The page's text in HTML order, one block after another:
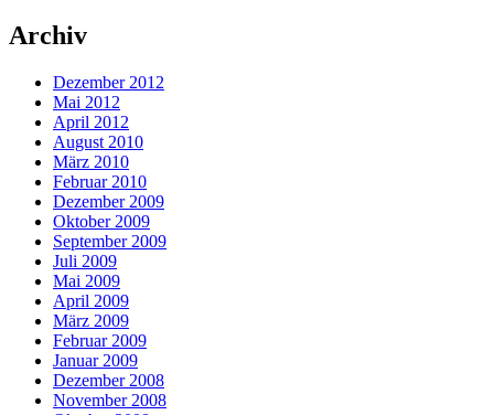
Archiv
Dezember 2012
Mai 2012
April 2012
August 2010
März 2010
Februar 2010
Dezember 2009
Oktober 2009
September 2009
Juli 2009
Mai 2009
April 2009
März 2009
Februar 2009
Januar 2009
Dezember 2008
November 2008